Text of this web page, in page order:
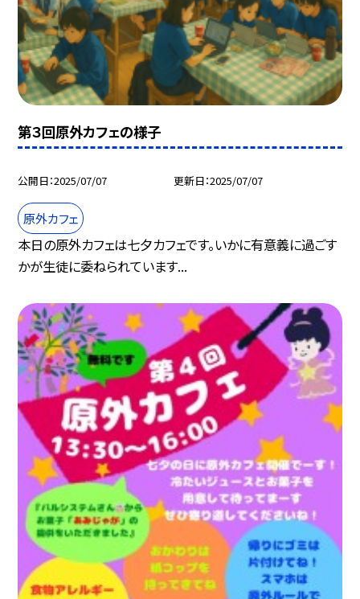
第３回原外カフェの様子
公開日 2025/07/07 更新日 2025/07/07
原外カフェ
本日の原外カフェは七夕カフェです。いかに有意義に過ごす
かが生徒に委ねられています...